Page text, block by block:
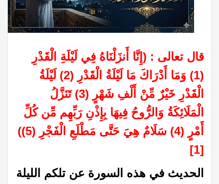
قال تعالى : (إِنَّا أَنزَلْنَاهُ فِي لَيْلَةِ الْقَدْرِ
(1) وَمَا أَدْرَاكَ مَا لَيْلَةُ الْقَدْرِ (2) لَيْلَةُ
الْقَدْرِ خَيْرٌ مِّنْ أَلْفِ شَهْرٍ (3) تَنَزَّلُ
الْمَلَائِكَةُ وَالرُّوحُ فِيهَا بِإِذْنِ رَبِّهِم مِّن كُلِّ
أَمْرٍ (4) سَلَامٌ هِيَ حَتَّى مَطْلَعِ الْفَجْرِ (5))
[1]
‏الحديث في هذه السورة عن تلكم الليلة